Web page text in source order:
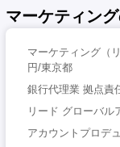
マーケティン
マーケティング（
円/東京都
銀行代理業 拠点責
リード グローバル
アカウントプロデ